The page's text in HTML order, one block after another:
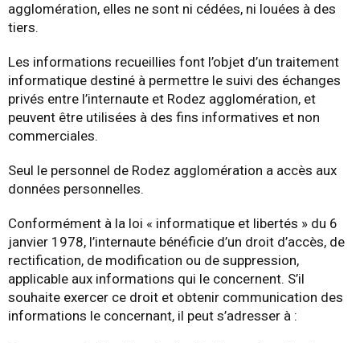
agglomération, elles ne sont ni cédées, ni louées à des
tiers.
Les informations recueillies font l’objet d’un traitement
informatique destiné à permettre le suivi des échanges
privés entre l’internaute et Rodez agglomération, et
peuvent être utilisées à des fins informatives et non
commerciales.
Seul le personnel de Rodez agglomération a accès aux
données personnelles.
Conformément à la loi « informatique et libertés » du 6
janvier 1978, l’internaute bénéficie d’un droit d’accès, de
rectification, de modification ou de suppression,
applicable aux informations qui le concernent. S’il
souhaite exercer ce droit et obtenir communication des
informations le concernant, il peut s’adresser à :